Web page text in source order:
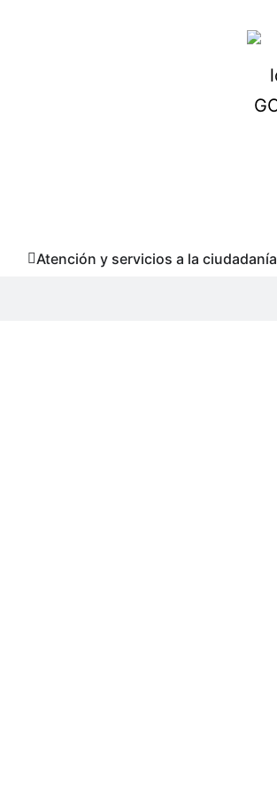
Atención y servicios a la ciudadanía